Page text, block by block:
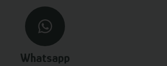
Whatsapp